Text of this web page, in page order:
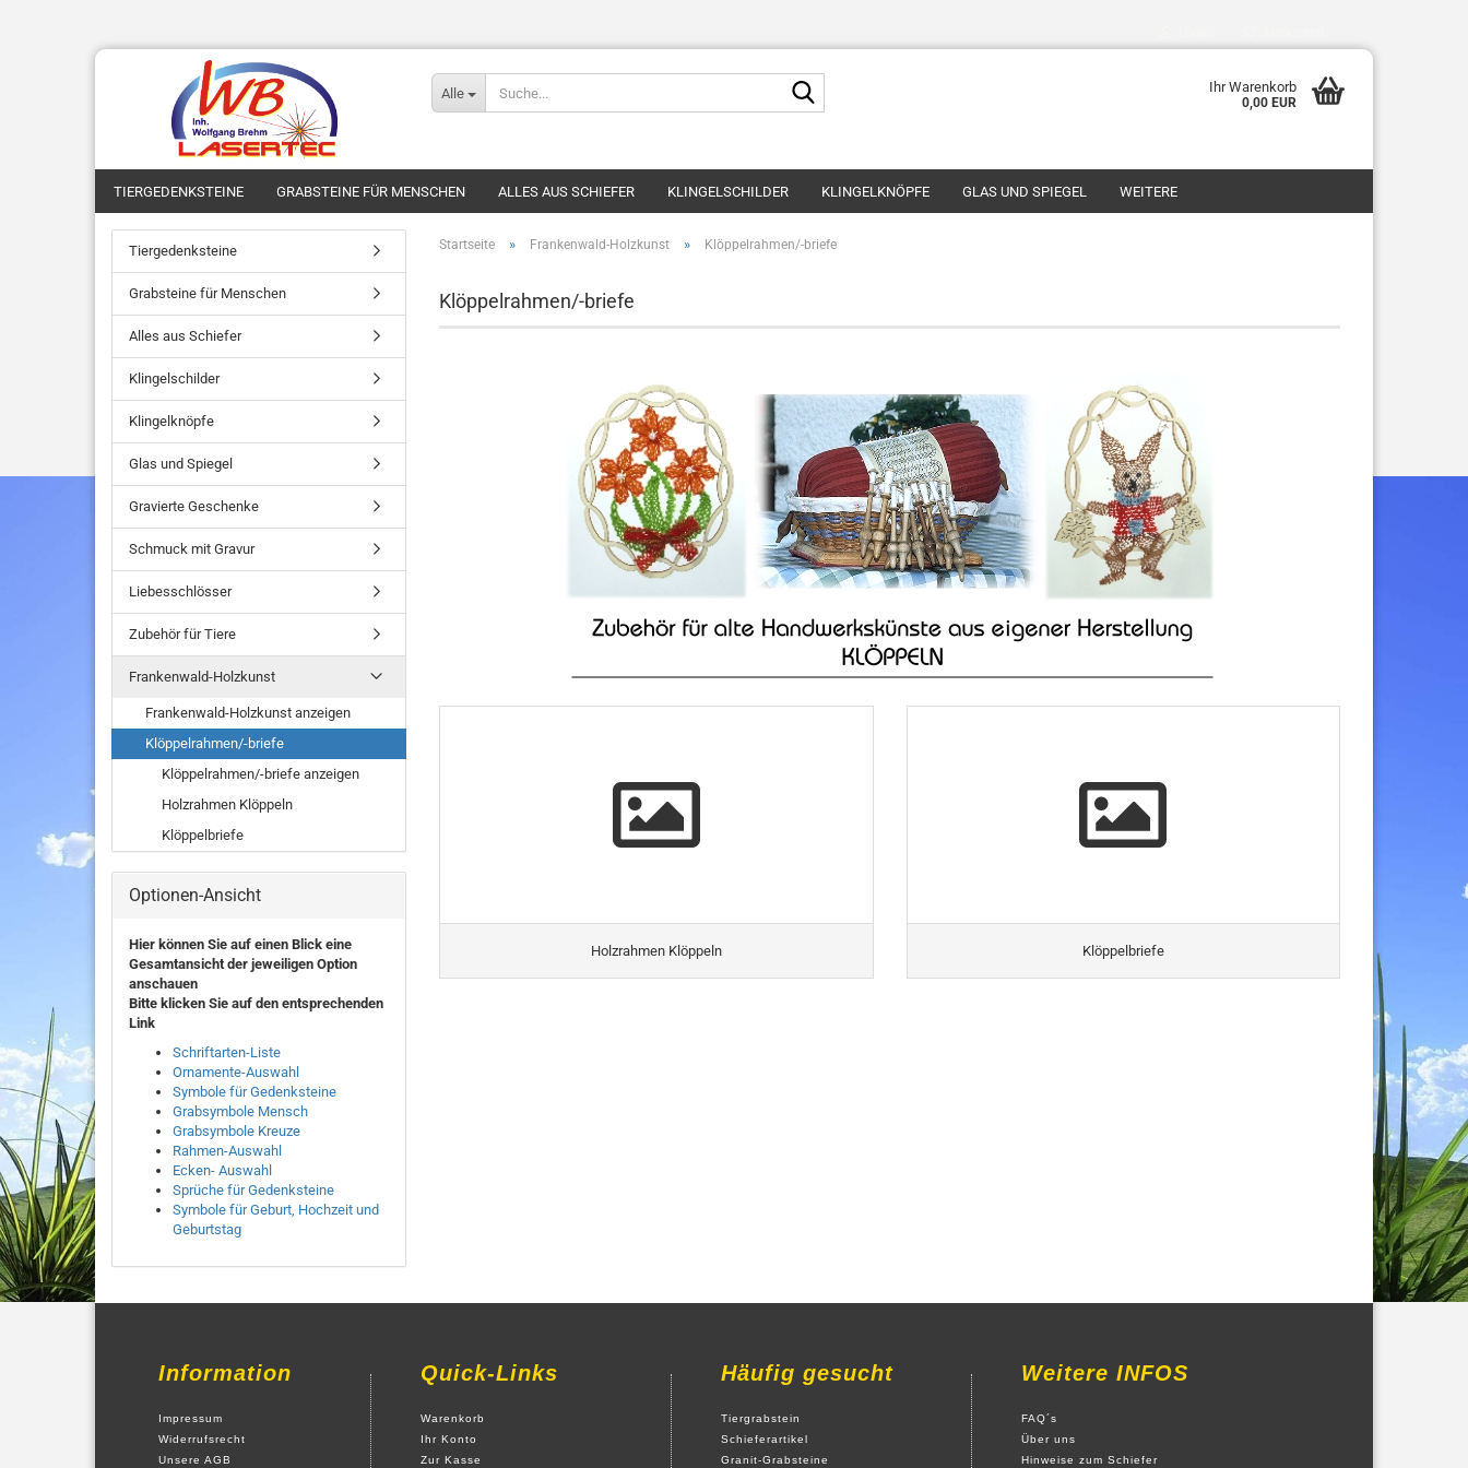
Alle Ihr Warenkorb
0,00 EUR
TIERGEDENKSTEINE GRABSTEINE FÜR MENSCHEN ALLES AUS SCHIEFER KLINGELSCHILDER KLINGELKNÖPFE GLAS UND SPIEGEL WEITERE
Startseite » Frankenwald-Holzkunst » Klöppelrahmen/-briefe
Klöppelrahmen/-briefe
Holzrahmen Klöppeln Klöppelbriefe
Tiergedenksteine
Grabsteine für Menschen
Alles aus Schiefer
Klingelschilder
Klingelknöpfe
Glas und Spiegel
Gravierte Geschenke
Schmuck mit Gravur
Liebesschlösser
Zubehör für Tiere
Frankenwald-Holzkunst
Frankenwald-Holzkunst anzeigen
Klöppelrahmen/-briefe
Klöppelrahmen/-briefe anzeigen
Holzrahmen Klöppeln
Klöppelbriefe
Optionen-Ansicht
Hier können Sie auf einen Blick eine
Gesamtansicht der jeweiligen Option
anschauen
Bitte klicken Sie auf den entsprechenden
Link
Schriftarten-Liste
Ornamente-Auswahl
Symbole für Gedenksteine
Grabsymbole Mensch
Grabsymbole Kreuze
Rahmen-Auswahl
Ecken- Auswahl
Sprüche für Gedenksteine
Symbole für Geburt, Hochzeit und
Geburtstag
Information
Impressum
Widerrufsrecht
Unsere AGB
Quick-Links
Warenkorb
Ihr Konto
Zur Kasse
Häufig gesucht
Tiergrabstein
Schieferartikel
Granit-Grabsteine
Weitere INFOS
FAQ´s
Über uns
Hinweise zum Schiefer